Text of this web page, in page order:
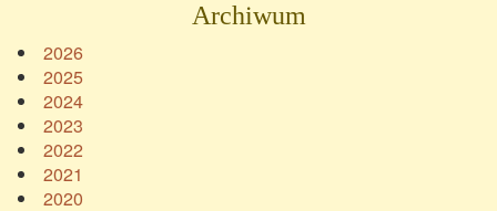
Archiwum
2026
2025
2024
2023
2022
2021
2020